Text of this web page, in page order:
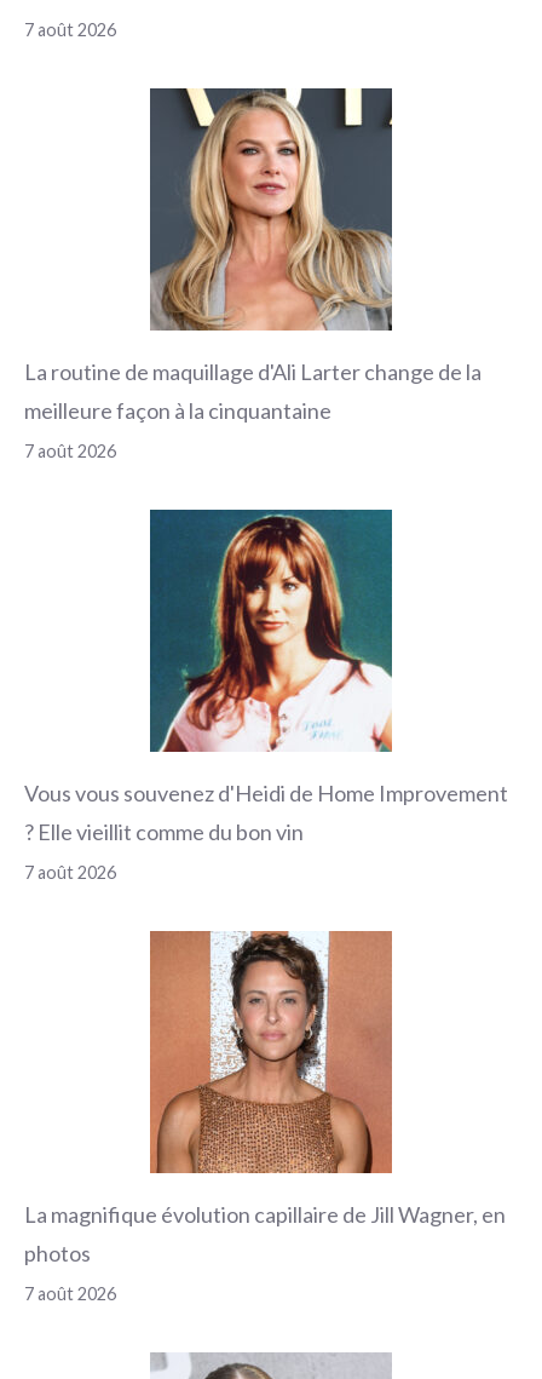
7 août 2026
La routine de maquillage d'Ali Larter change de la
meilleure façon à la cinquantaine
7 août 2026
Vous vous souvenez d'Heidi de Home Improvement
? Elle vieillit comme du bon vin
7 août 2026
La magnifique évolution capillaire de Jill Wagner, en
photos
7 août 2026